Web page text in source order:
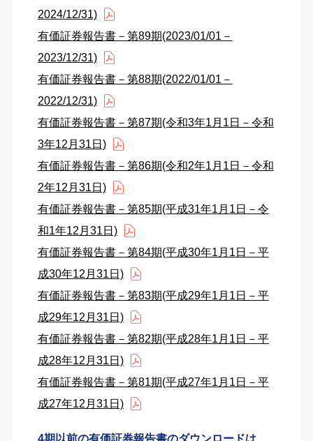
2024/12/31)
有価証券報告書－第89期(2023/01/01－
2023/12/31)
有価証券報告書－第88期(2022/01/01－
2022/12/31)
有価証券報告書－第87期(令和3年1月1日－令和
3年12月31日)
有価証券報告書－第86期(令和2年1月1日－令和
2年12月31日)
有価証券報告書－第85期(平成31年1月1日－令
和1年12月31日)
有価証券報告書－第84期(平成30年1月1日－平
成30年12月31日)
有価証券報告書－第83期(平成29年1月1日－平
成29年12月31日)
有価証券報告書－第82期(平成28年1月1日－平
成28年12月31日)
有価証券報告書－第81期(平成27年1月1日－平
成27年12月31日)